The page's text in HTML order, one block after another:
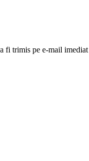
fi trimis pe e-mail